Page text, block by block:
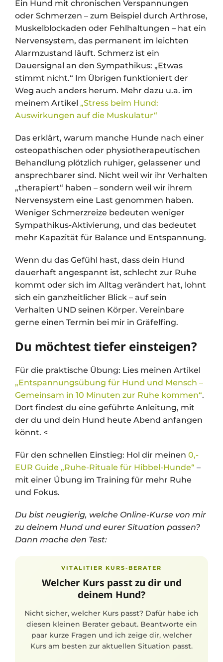
Ein Hund mit chronischen Verspannungen
oder Schmerzen – zum Beispiel durch Arthrose,
Muskelblockaden oder Fehlhaltungen – hat ein
Nervensystem, das permanent im leichten
Alarmzustand läuft. Schmerz ist ein
Dauersignal an den Sympathikus: „Etwas
stimmt nicht.“ Im Übrigen funktioniert der
Weg auch anders herum. Mehr dazu u.a. im
meinem Artikel „Stress beim Hund:
Auswirkungen auf die Muskulatur“
Das erklärt, warum manche Hunde nach einer
osteopathischen oder physiotherapeutischen
Behandlung plötzlich ruhiger, gelassener und
ansprechbarer sind. Nicht weil wir ihr Verhalten
„therapiert“ haben – sondern weil wir ihrem
Nervensystem eine Last genommen haben.
Weniger Schmerzreize bedeuten weniger
Sympathikus-Aktivierung, und das bedeutet
mehr Kapazität für Balance und Entspannung.
Wenn du das Gefühl hast, dass dein Hund
dauerhaft angespannt ist, schlecht zur Ruhe
kommt oder sich im Alltag verändert hat, lohnt
sich ein ganzheitlicher Blick – auf sein
Verhalten UND seinen Körper. Vereinbare
gerne einen Termin bei mir in Gräfelfing.
Du möchtest tiefer einsteigen?
Für die praktische Übung: Lies meinen Artikel
„Entspannungsübung für Hund und Mensch –
Gemeinsam in 10 Minuten zur Ruhe kommen“.
Dort findest du eine geführte Anleitung, mit
der du und dein Hund heute Abend anfangen
könnt. <
Für den schnellen Einstieg: Hol dir meinen 0,-
EUR Guide „Ruhe-Rituale für Hibbel-Hunde“ –
mit einer Übung im Training für mehr Ruhe
und Fokus.
Du bist neugierig, welche Online-Kurse von mir
zu deinem Hund und eurer Situation passen?
Dann mache den Test:
VITALITIER KURS-BERATER
Welcher Kurs passt zu dir und
deinem Hund?
Nicht sicher, welcher Kurs passt? Dafür habe ich
diesen kleinen Berater gebaut. Beantworte ein
paar kurze Fragen und ich zeige dir, welcher
Kurs am besten zur aktuellen Situation passt.